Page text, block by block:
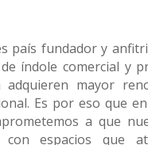
país fundador y
índole comercial y
adquieren mayor
Es por eso que en
a que
con espacios que